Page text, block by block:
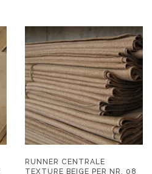
RUNNER CENTRALE
TEXTURE BEIGE PER NR. 08